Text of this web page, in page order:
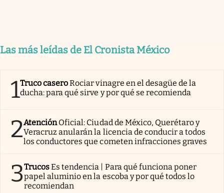
Las más leídas de El Cronista México
1Truco caseroRociar vinagre en el desagüe de la
ducha: para qué sirve y por qué se recomienda
2AtenciónOficial: Ciudad de México, Querétaro y
Veracruz anularán la licencia de conducir a todos
los conductores que cometen infracciones graves
3TrucosEs tendencia | Para qué funciona poner
papel aluminio en la escoba y por qué todos lo
recomiendan